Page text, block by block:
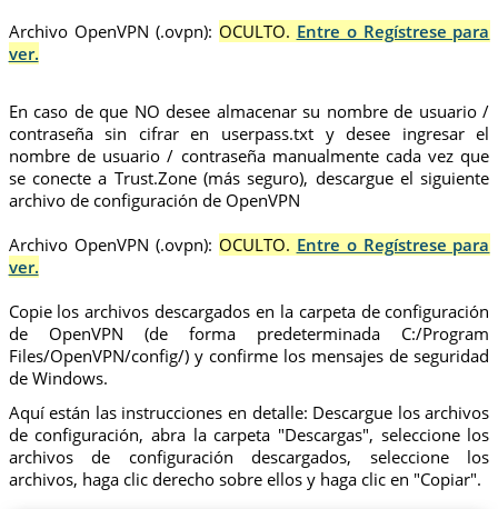
Archivo OpenVPN (.ovpn): OCULTO. Entre o Regístrese para
ver.
En caso de que NO desee almacenar su nombre de usuario /
contraseña sin cifrar en userpass.txt y desee ingresar el
nombre de usuario / contraseña manualmente cada vez que
se conecte a Trust.Zone (más seguro), descargue el siguiente
archivo de configuración de OpenVPN
Archivo OpenVPN (.ovpn): OCULTO. Entre o Regístrese para
ver.
Copie los archivos descargados en la carpeta de configuración
de OpenVPN (de forma predeterminada C:/Program
Files/OpenVPN/config/) y confirme los mensajes de seguridad
de Windows.
Aquí están las instrucciones en detalle: Descargue los archivos
de configuración, abra la carpeta "Descargas", seleccione los
archivos de configuración descargados, seleccione los
archivos, haga clic derecho sobre ellos y haga clic en "Copiar".